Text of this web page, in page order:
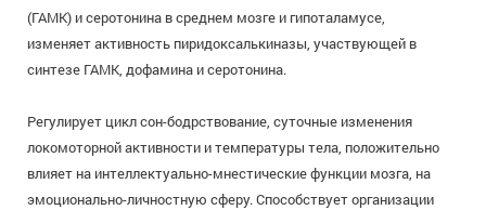
(ГАМК) и серотонина в среднем мозге и гипоталамусе,
изменяет активность пиридоксалькиназы, участвующей в
синтезе ГАМК, дофамина и серотонина.
Регулирует цикл сон-бодрствование, суточные изменения
локомоторной активности и температуры тела, положительно
влияет на интеллектуально-мнестические функции мозга, на
эмоционально-личностную сферу. Способствует организации